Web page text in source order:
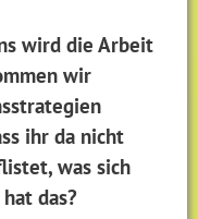
wird die Arbeit
wir
ihr da nicht
was sich
das?